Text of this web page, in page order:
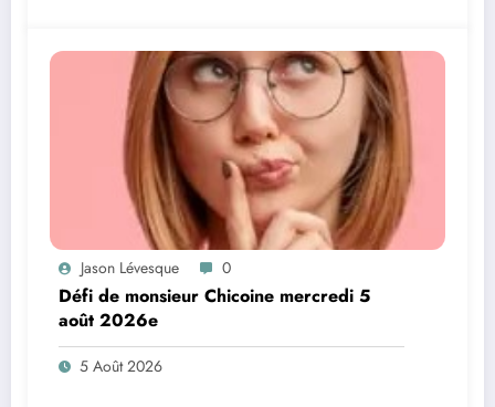
Jason Lévesque 0
Défi de monsieur Chicoine mercredi 5
août 2026e
5 Août 2026